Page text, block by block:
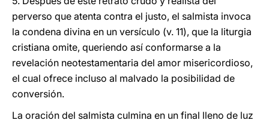
perverso que atenta contra el justo, el salmista invoca
la condena divina en un versículo (v. 11), que la liturgia
cristiana omite, queriendo así conformarse a la
revelación neotestamentaria del amor misericordioso,
el cual ofrece incluso al malvado la posibilidad de
conversión.
La oración del salmista culmina en un final lleno de luz